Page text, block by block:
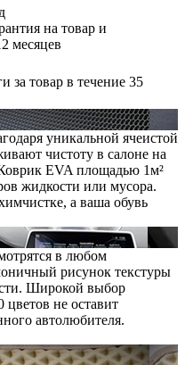
на товар и
месяцев
за товар в течение 35
уникальной ячеистой
чистоту в салоне на
EVA площадью 1м²
жидкости или мусора.
а ваша обувь
в любом
рисунок текстуры
Широкой выбор
цветов не оставит
автолюбителя.